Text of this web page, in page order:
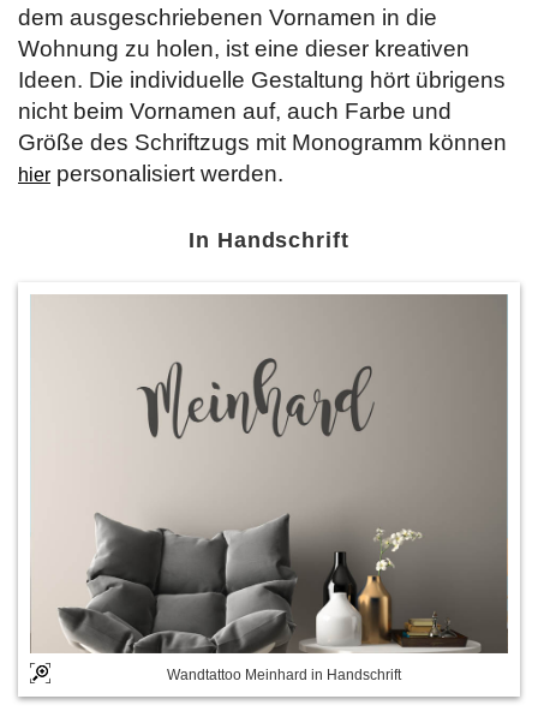
dem ausgeschriebenen Vornamen in die
Wohnung zu holen, ist eine dieser kreativen
Ideen. Die individuelle Gestaltung hört übrigens
nicht beim Vornamen auf, auch Farbe und
Größe des Schriftzugs mit Monogramm können
hier personalisiert werden.
In Handschrift
Wandtattoo Meinhard in Handschrift